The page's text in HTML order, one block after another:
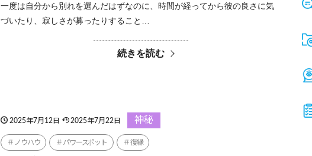
一度は自分から別れを選んだはずなのに、時間が経ってから彼の良さに気
づいたり、寂しさが募ったりすること…
続きを読む
2025年7月12日 2025年7月22日 神秘
ノウハウ パワースポット 復縁